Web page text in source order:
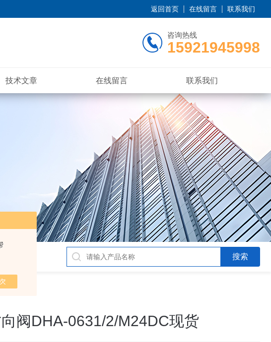
返回首页 在线留言 联系我们
咨询热线
15921945998
技术文章 在线留言 联系我们
阀DHA-0631/2/M24DC现货